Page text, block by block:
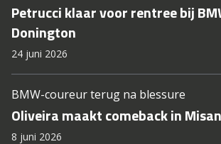
Petrucci klaar voor rentree bij
Donington
24 juni 2026
BMW-coureur terug na blessure
Oliveira maakt comeback in
8 juni 2026